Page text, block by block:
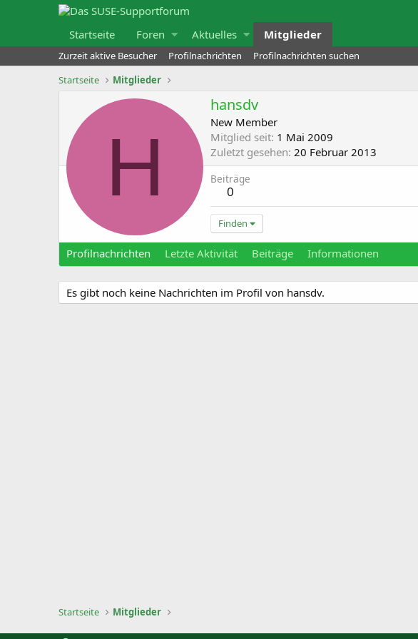
Startseite Foren Aktuelles Mitglieder
Zurzeit aktive Besucher Profilnachrichten
Profilnachrichten suchen
Startseite
Mitglieder
H
hansdv
New Member
Mitglied seit 1 Mai 2009
Zuletzt gesehen 20 Februar 2013
Beiträge
0
Finden
Profilnachrichten Letzte Aktivität Beiträge Informationen
Es gibt noch keine Nachrichten im Profil von hansdv.
Startseite Mitglieder